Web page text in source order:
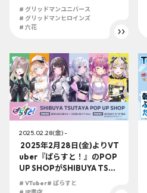
B1階 大阪IP書店で 『グリッ
ドマンユニバース』グリッ
ドマンヒロインズSHOP新
す！
# グリッドマンユニバース
# グリッドマンヒロインズ
# 六花
2025.02.28(金) -
2025年2月28日(金)よりVT
uber『ぱらすと！』のPOP
UP SHOPがSHIBUYA TSU
TAYA 6階 IP書店で開催決
定！！ 〜IP書店での特別企
# VTuber# ぱらすと